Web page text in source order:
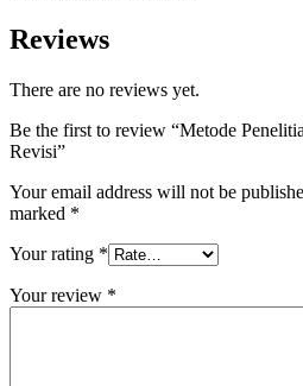
Reviews
There are no reviews yet.
Be the first to review “Metode
Revisi”
Your email address will not be
marked *
Your rating *
Your review *